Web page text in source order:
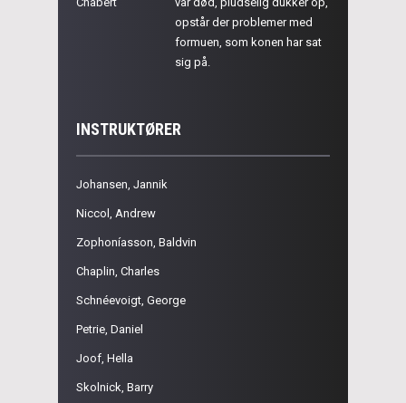
opstår der problemer med
formuen, som konen har sat
sig på.
INSTRUKTØRER
Johansen, Jannik
Niccol, Andrew
Zophoníasson, Baldvin
Chaplin, Charles
Schnéevoigt, George
Petrie, Daniel
Joof, Hella
Skolnick, Barry